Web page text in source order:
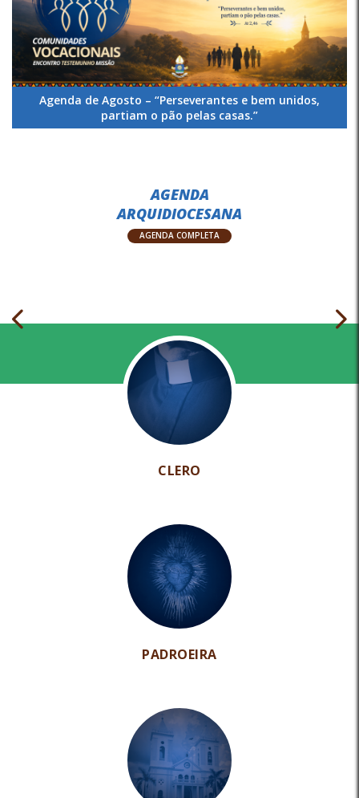
Agenda de Agosto – “Perseverantes e bem unidos,
partiam o pão pelas casas.”
AGENDA
ARQUIDIOCESANA
AGENDA COMPLETA
CLERO
PADROEIRA